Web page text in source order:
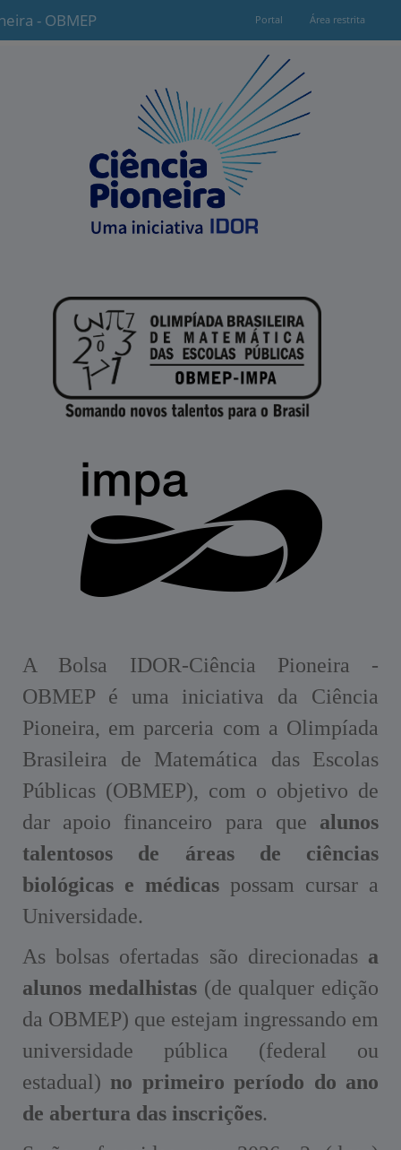
- OBMEP Portal Área restrita
A Bolsa IDOR-Ciência Pioneira -
OBMEP é uma iniciativa da Ciência
Pioneira, em parceria com a Olimpíada
Brasileira de Matemática das Escolas
Públicas (OBMEP), com o objetivo de
dar apoio financeiro para que alunos
talentosos de áreas de ciências
biológicas e médicas possam cursar a
Universidade.
As bolsas ofertadas são direcionadas a
alunos medalhistas(de qualquer edição
da OBMEP) que estejam ingressando em
universidade pública (federal ou
estadual) no primeiro período do ano
de abertura das inscrições.